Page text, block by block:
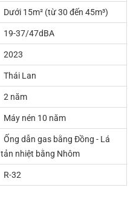
Dưới 15m² (từ 30 đến 45m³)
19-37/47dBA
2023
Thái Lan
2 năm
Máy nén 10 năm
Ống dẫn gas bằng Đồng - Lá
tản nhiệt bằng Nhôm
R-32